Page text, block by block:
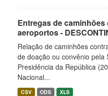
Entregas de
aeroportos -
Relação de caminhões
de doação ou convênio pela
Presidência da República
Nacional...
CSV ODS XLS